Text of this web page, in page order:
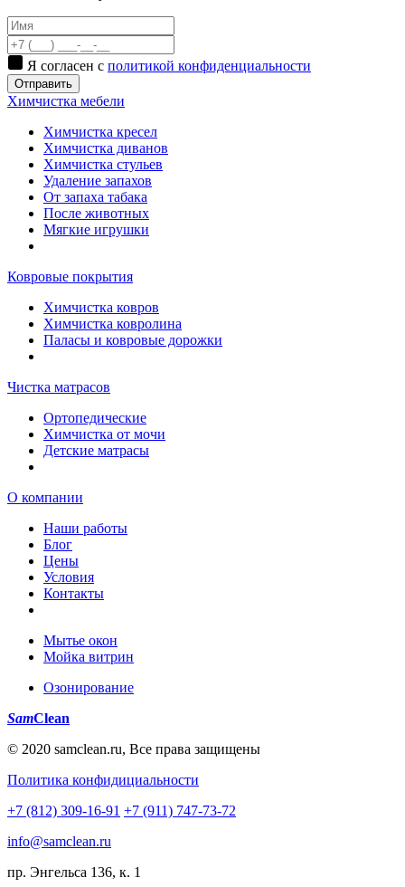
Я согласен с политикой конфиденциальности
Отправить
Химчистка мебели
Химчистка кресел
Химчистка диванов
Химчистка стульев
Удаление запахов
От запаха табака
После животных
Мягкие игрушки
Ковровые покрытия
Химчистка ковров
Химчистка ковролина
Паласы и ковровые дорожки
Чистка матрасов
Ортопедические
Химчистка от мочи
Детские матрасы
О компании
Наши работы
Блог
Цены
Условия
Контакты
Мытье окон
Мойка витрин
Озонирование
SamClean
© 2020 samclean.ru, Все права защищены
Политика конфидициальности
+7 (812) 309-16-91 +7 (911) 747-73-72
info@samclean.ru
пр. Энгельса 136, к. 1